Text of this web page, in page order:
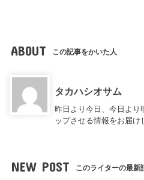
ABOUT この記事をかいた人
タカハシオサム
昨日より今日、今日より
ップさせる情報をお届け
NEW POST このライターの最新